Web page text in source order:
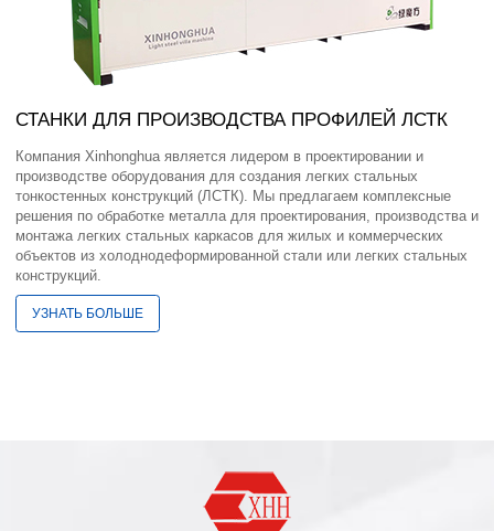
СТАНКИ ДЛЯ ПРОИЗВОДСТВА ПРОФИЛЕЙ ЛСТК
Компания Xinhonghua является лидером в проектировании и
производстве оборудования для создания легких стальных
тонкостенных конструкций (ЛСТК). Мы предлагаем комплексные
решения по обработке металла для проектирования, производства и
монтажа легких стальных каркасов для жилых и коммерческих
объектов из холоднодеформированной стали или легких стальных
конструкций.
УЗНАТЬ БОЛЬШЕ